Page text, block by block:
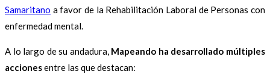
Samaritano a favor de la Rehabilitación Laboral de Personas con
enfermedad mental.
A lo largo de su andadura, Mapeando ha desarrollado múltiples
accionesentre las que destacan: